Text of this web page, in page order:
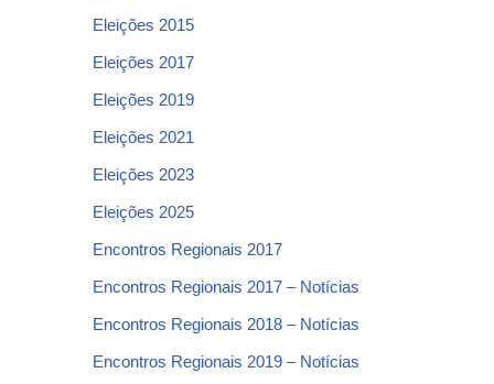
Eleições 2015
Eleições 2017
Eleições 2019
Eleições 2021
Eleições 2023
Eleições 2025
Encontros Regionais 2017
Encontros Regionais 2017 – Notícias
Encontros Regionais 2018 – Notícias
Encontros Regionais 2019 – Notícias